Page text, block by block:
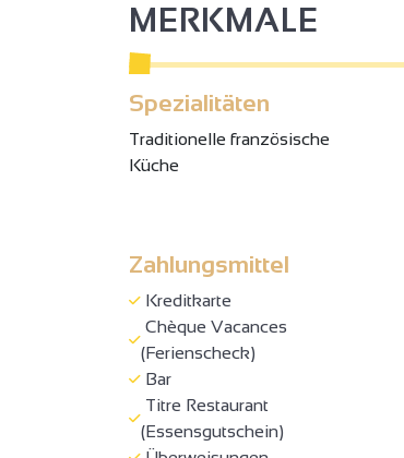
MERKMALE
Spezialitäten
Traditionelle französische
Küche
Zahlungsmittel
Kreditkarte
Chèque Vacances
(Ferienscheck)
Bar
Titre Restaurant
(Essensgutschein)